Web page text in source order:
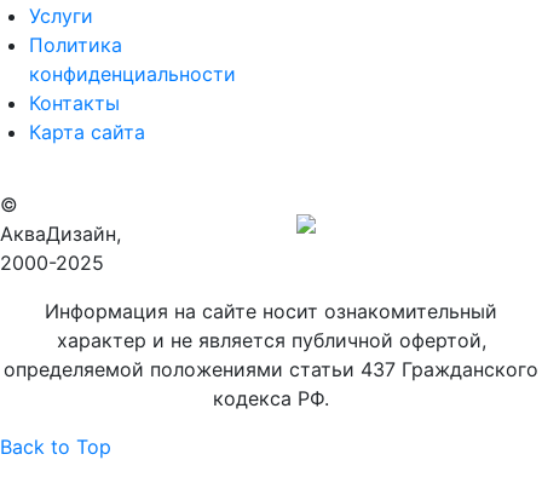
Услуги
Политика
конфиденциальности
Контакты
Карта сайта
©
АкваДизайн,
2000-2025
Информация на сайте носит ознакомительный
характер и не является публичной офертой,
определяемой положениями статьи 437 Гражданского
кодекса РФ.
Back to Top